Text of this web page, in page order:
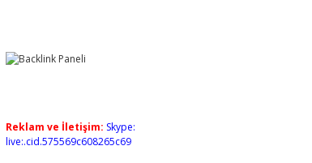
Reklam ve İletişim: Skype:
live:.cid.575569c608265c69